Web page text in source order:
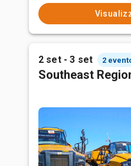
2 set - 3 set 2
Southeast